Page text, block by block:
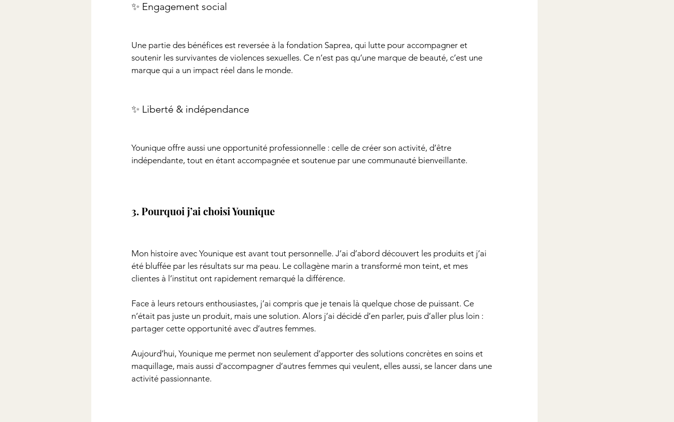
✨ Engagement social
Une partie des bénéfices est reversée à la fondation Saprea, qui lutte pour accompagner et
soutenir les survivantes de violences sexuelles. Ce n’est pas qu’une marque de beauté, c’est une
marque qui a un impact réel dans le monde.
✨ Liberté & indépendance
Younique offre aussi une opportunité professionnelle : celle de créer son activité, d’être
indépendante, tout en étant accompagnée et soutenue par une communauté bienveillante.
3. Pourquoi j’ai choisi Younique
Mon histoire avec Younique est avant tout personnelle. J’ai d’abord découvert les produits et j’ai
été bluffée par les résultats sur ma peau. Le collagène marin a transformé mon teint, et mes
clientes à l’institut ont rapidement remarqué la différence.
Face à leurs retours enthousiastes, j’ai compris que je tenais là quelque chose de puissant. Ce
n’était pas juste un produit, mais une solution. Alors j’ai décidé d’en parler, puis d’aller plus loin :
partager cette opportunité avec d’autres femmes.
Aujourd’hui, Younique me permet non seulement d’apporter des solutions concrètes en soins et
maquillage, mais aussi d’accompagner d’autres femmes qui veulent, elles aussi, se lancer dans une
activité passionnante.